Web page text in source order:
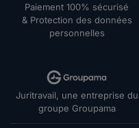
Paiement 100% sécurisé
& Protection des données
personnelles
Juritravail, une entreprise du
groupe Groupama